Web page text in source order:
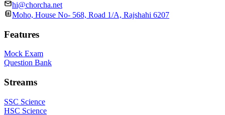
hi@chorcha.net
Moho, House No- 568, Road 1/A, Rajshahi 6207
Features
Mock Exam
Question Bank
Streams
SSC Science
HSC Science